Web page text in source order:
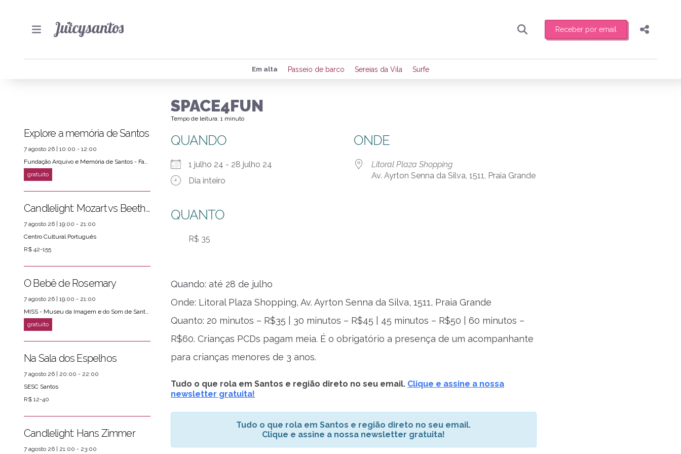
Receber por email
Preencha seus dados para receber toda sexta-feira de manhã o resumo
de eventos e notícias da região.
Compartilhar
Em alta Passeio de barco Sereias da Vila Surfe
SPACE4FUN
Tempo de leitura: 1 minuto
QUANDO
1 julho 24 - 28 julho 24
Dia inteiro
ONDE
Litoral Plaza Shopping
Av. Ayrton Senna da Silva, 1511, Praia Grande
QUANTO
R$ 35
Quando: até 28 de julho
Onde: Litoral Plaza Shopping, Av. Ayrton Senna da Silva, 1511, Praia Grande
Quanto: 20 minutos – R$35 | 30 minutos – R$45 | 45 minutos – R$50 | 60 minutos –
R$60. Crianças PCDs pagam meia. É o obrigatório a presença de um acompanhante
para crianças menores de 3 anos.
Tudo o que rola em Santos e região direto no seu email. Clique e assine a nossa
newsletter gratuita!
Tudo o que rola em Santos e região direto no seu email.
Clique e assine a nossa newsletter gratuita!
Explore a memória de Santos
7 agosto 26 | 10:00 - 12:00
Fundação Arquivo e Memória de Santos - Fams
Candlelight: Mozart vs Beethoven
7 agosto 26 | 19:00 - 21:00
Centro Cultural Português
R$ 42-155
O Bebê de Rosemary
7 agosto 26 | 19:00 - 21:00
MISS - Museu da Imagem e do Som de Santos
Na Sala dos Espelhos
7 agosto 26 | 20:00 - 22:00
SESC Santos
R$ 12-40
Candlelight: Hans Zimmer
7 agosto 26 | 21:00 - 23:00